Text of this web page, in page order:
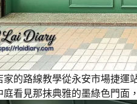
家的路線教學從永安市場捷運
庭看見那抹典雅的墨綠色門面